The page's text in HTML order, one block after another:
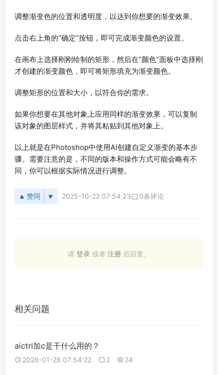
调整渐变色的位置和透明度，以达到你想要的渐变效果。
点击右上角的“确定”按钮，即可完成渐变颜色的设置。
在画布上选择刚刚绘制的矩形，然后在“颜色”面板中选择刚
才创建的渐变颜色，即可将矩形填充为渐变颜色。
调整矩形的位置和大小，以符合你的需求。
如果你想要在其他对象上应用同样的渐变效果，可以复制
该对象的图层样式，并将其粘贴到其他对象上。
以上就是在Photoshop中使用AI创建自定义渐变的基本步
骤。需要注意的是，不同的版本和操作方式可能会略有不
同，你可以根据实际情况进行调整。
赞同 2025-10-22 07:54:23 0条评论
请 登录 或者 注册 后回复。
相关问题
aictrl加c是干什么用的？
2026-01-28 07:54:22 2 24